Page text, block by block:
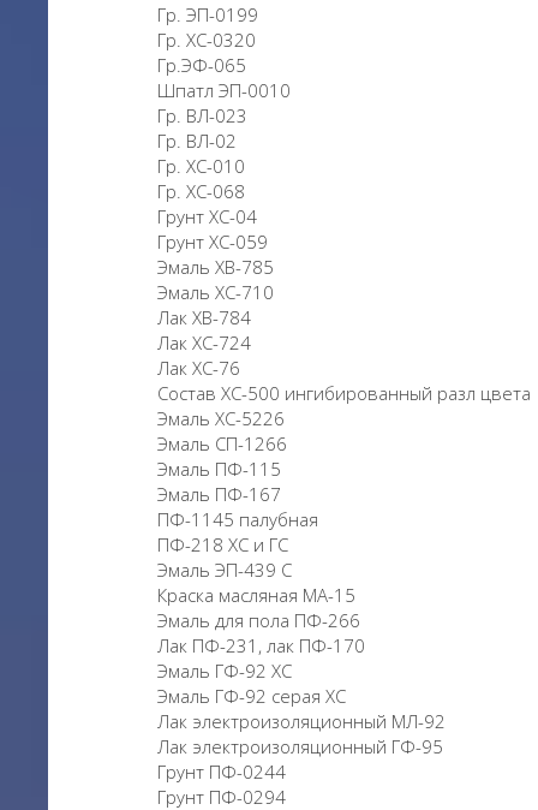
Гр. ЭП-0199
Гр. ХС-0320
Гр.ЭФ-065
Шпатл ЭП-0010
Гр. ВЛ-023
Гр. ВЛ-02
Гр. ХС-010
Гр. ХС-068
Грунт ХС-04
Грунт ХС-059
Эмаль ХВ-785
Эмаль ХС-710
Лак ХВ-784
Лак ХС-724
Лак ХС-76
Состав ХС-500 ингибированный разл
Эмаль ХС-5226
Эмаль СП-1266
Эмаль ПФ-115
Эмаль ПФ-167
ПФ-1145 палубная
ПФ-218 ХС и ГС
Эмаль ЭП-439 С
Краска масляная МА-15
Эмаль для пола ПФ-266
Лак ПФ-231, лак ПФ-170
Эмаль ГФ-92 ХС
Эмаль ГФ-92 серая ХС
Лак электроизоляционный МЛ-92
Лак электроизоляционный ГФ-95
Грунт ПФ-0244
Грунт ПФ-0294